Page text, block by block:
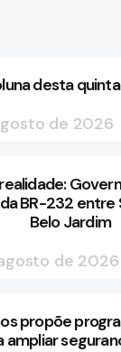
desta
de 2026
BR-232 entre
Belo Jardim
de 2026
propõe
ampliar